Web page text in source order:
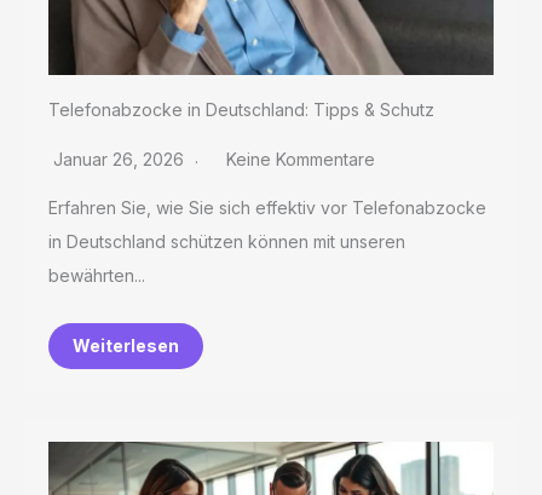
Telefonabzocke in Deutschland: Tipps & Schutz
Januar 26, 2026 Keine Kommentare
Erfahren Sie, wie Sie sich effektiv vor Telefonabzocke
in Deutschland schützen können mit unseren
bewährten...
Weiterlesen